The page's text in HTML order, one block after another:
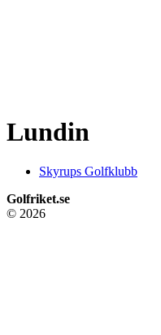
Lundin
Skyrups Golfklubb
Golfriket.se
© 2026